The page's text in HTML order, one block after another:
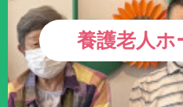
養護老人ホ